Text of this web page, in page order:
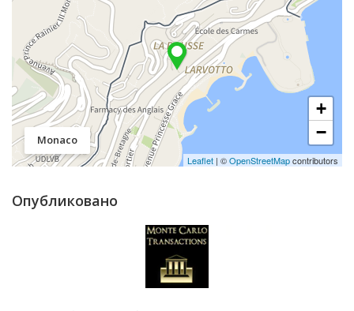
Monaco
+
−
Leaflet | ©OpenStreetMapcontributors
Опубликовано